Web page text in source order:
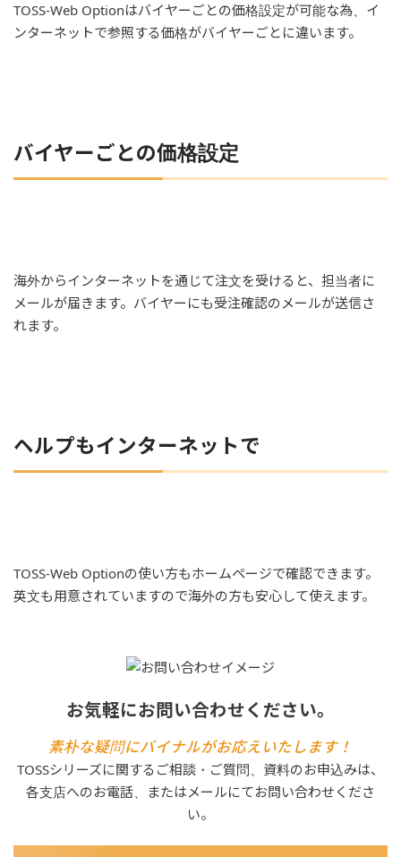
TOSS-Web Optionはバイヤーごとの価格設定が可能な為、イ
ンターネットで参照する価格がバイヤーごとに違います。
バイヤーごとの価格設定
海外からインターネットを通じて注文を受けると、担当者に
メールが届きます。バイヤーにも受注確認のメールが送信さ
れます。
ヘルプもインターネットで
TOSS-Web Optionの使い方もホームページで確認できます。
英文も用意されていますので海外の方も安心して使えます。
お気軽にお問い合わせください。
素朴な疑問にバイナルがお応えいたします！
TOSSシリーズに関するご相談・ご質問、資料のお申込みは、
各支店へのお電話、またはメールにてお問い合わせくださ
い。